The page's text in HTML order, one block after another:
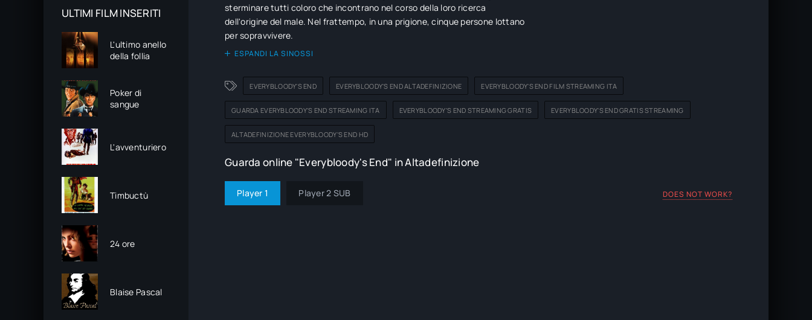
ULTIMI FILM INSERITI
L'ultimo anello
della follia
Poker di
sangue
L'avventuriero
Timbuctù
24 ore
Blaise Pascal
sterminare tutti coloro che incontrano nel corso della loro ricerca
dell'origine del male. Nel frattempo, in una prigione, cinque persone lottano
per sopravvivere.
ESPANDI LA SINOSSI
EVERYBLOODY'S END EVERYBLOODY'S END ALTADEFINIZIONE EVERYBLOODY'S END FILM STREAMING ITA
GUARDA EVERYBLOODY'S END STREAMING ITA EVERYBLOODY'S END STREAMING GRATIS EVERYBLOODY'S END GRATIS STREAMING
ALTADEFINIZIONE EVERYBLOODY'S END HD
Guarda online "Everybloody's End" in Altadefinizione
Player 1 Player 2 SUB DOES NOT WORK?